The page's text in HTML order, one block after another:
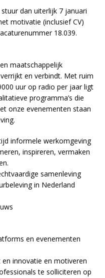
dan uiterlijk 7 januari
motivatie (inclusief CV)
18.039.
maatschappelijk
en verbindt. Met ruim
uur op radio per jaar ligt
programma’s die
onze evenementen staan
informele werkomgeving
inspireren, vermaken
samenleving
in Nederland
en evenementen
innovatie en motiveren
te solliciteren op